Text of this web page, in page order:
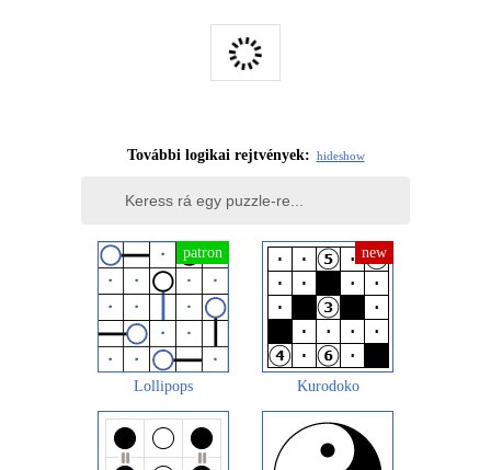
További logikai rejtvények: hideshow
Lollipops Kurodoko